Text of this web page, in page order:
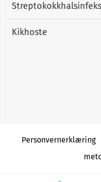
Kikhoste
Personvernerklæring